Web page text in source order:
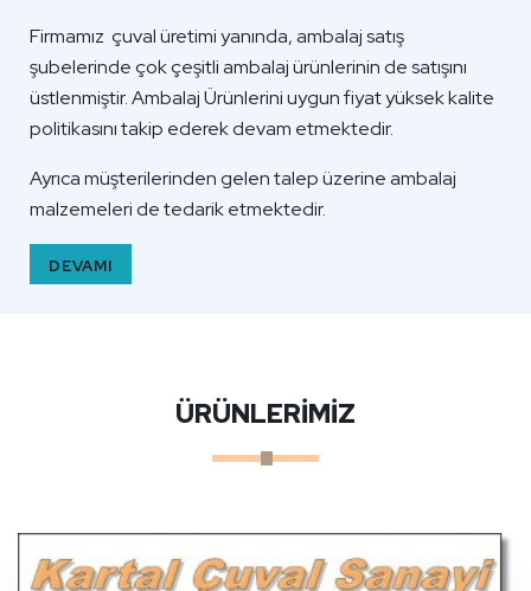
Firmamız çuval üretimi yanında, ambalaj satış
şubelerinde çok çeşitli ambalaj ürünlerinin de satışını
üstlenmiştir. Ambalaj Ürünlerini uygun fiyat yüksek kalite
politikasını takip ederek devam etmektedir.
Ayrıca müşterilerinden gelen talep üzerine ambalaj
malzemeleri de tedarik etmektedir.
DEVAMI
ÜRÜNLERİMİZ